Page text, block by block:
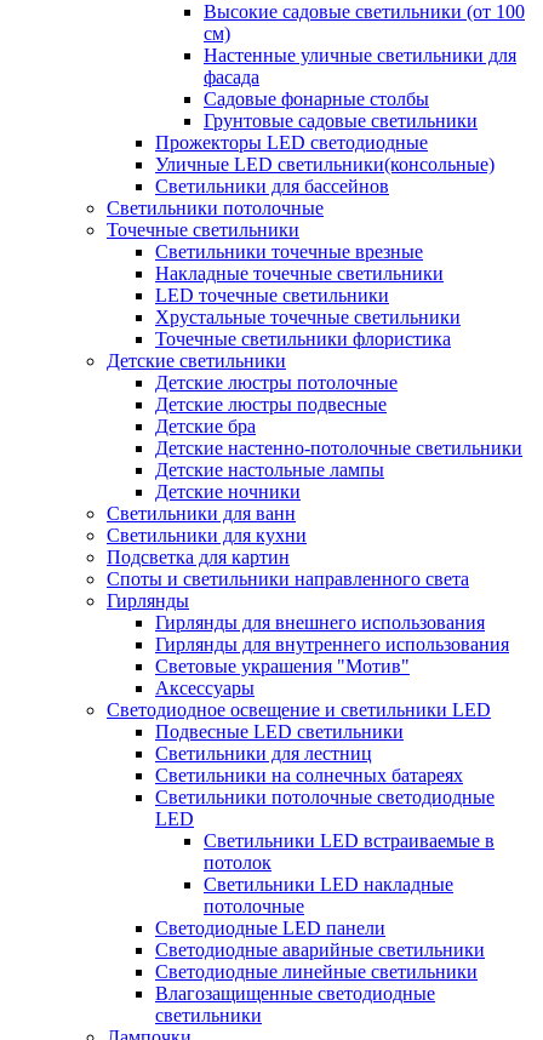
Высокие садовые светильники (от 100
см)
Настенные уличные светильники для
фасада
Садовые фонарные столбы
Грунтовые садовые светильники
Прожекторы LED светодиодные
Уличные LED светильники(консольные)
Светильники для бассейнов
Светильники потолочные
Точечные светильники
Светильники точечные врезные
Накладные точечные светильники
LED точечные светильники
Хрустальные точечные светильники
Точечные светильники флористика
Детские светильники
Детские люстры потолочные
Детские люстры подвесные
Детские бра
Детские настенно-потолочные светильники
Детские настольные лампы
Детские ночники
Светильники для ванн
Светильники для кухни
Подсветка для картин
Споты и светильники направленного света
Гирлянды
Гирлянды для внешнего использования
Гирлянды для внутреннего использования
Световые украшения "Мотив"
Аксессуары
Светодиодное освещение и светильники LED
Подвесные LED светильники
Светильники для лестниц
Светильники на солнечных батареях
Светильники потолочные светодиодные
LED
Cветильники LED встраиваемые в
потолок
Светильники LED накладные
потолочные
Светодиодные LED панели
Светодиодные аварийные светильники
Светодиодные линейные светильники
Влагозащищенные светодиодные
светильники